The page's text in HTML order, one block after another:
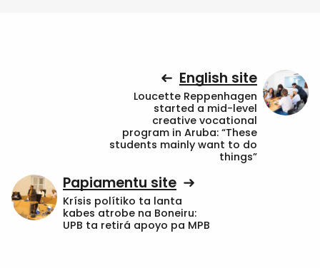
English site
Loucette Reppenhagen
started a mid-level
creative vocational
program in Aruba: “These
students mainly want to do
things”
Papiamentu site
Krísis polítiko ta lanta
kabes atrobe na Boneiru:
UPB ta retirá apoyo pa MPB